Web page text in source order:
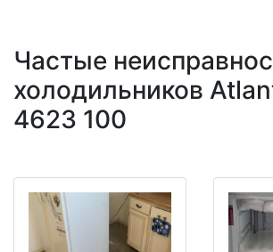
Частые
холодильников
4623 100